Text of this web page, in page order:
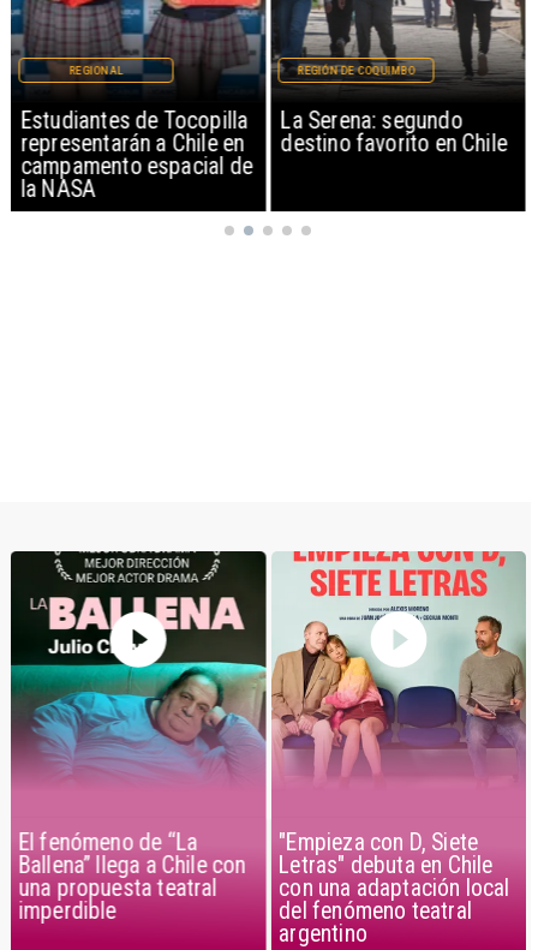
Estudiantes de Tocopilla
representarán a Chile en
campamento espacial de
la NASA
REGIONAL
La Serena: segundo
destino favorito en Chile
REGIÓN DE COQUIMBO
El fenómeno de “La
Ballena” llega a Chile con
una propuesta teatral
imperdible
"Empieza con D, Siete
Letras" debuta en Chile
con una adaptación local
del fenómeno teatral
argentino